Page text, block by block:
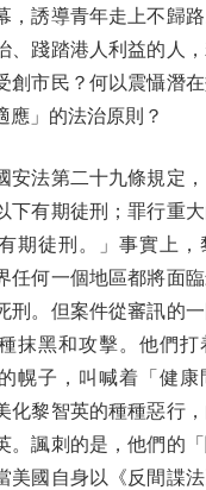
，誘導青年走上不歸
、踐踏港人利益的人
創市民？何以震懾潛
應」的法治原則？
法第二十九條規定，
下有期徒刑；罪行重
期徒刑。」事實上，
任何一個地區都將面臨
刑。但案件從審訊的
抹黑和攻擊。他們打
幌子，叫喊着「健
化黎智英的種種惡行
。諷刺的是，他們的
美國自身以《反間諜